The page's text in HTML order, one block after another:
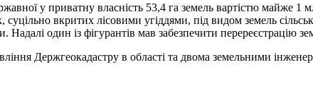
у приватну власність 53,4 га земель вартістю майже
вкритих лісовими угіддями, під видом земель
один із фігурантів мав забезпечити перереєстрацію
Держгеокадастру в області та двома земельними